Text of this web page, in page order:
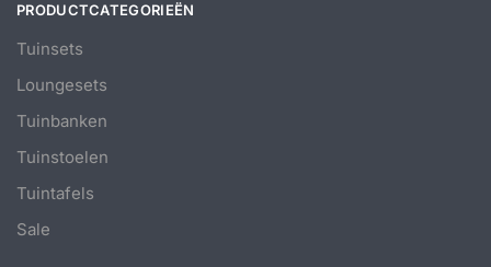
PRODUCTCATEGORIEËN
Tuinsets
Loungesets
Tuinbanken
Tuinstoelen
Tuintafels
Sale